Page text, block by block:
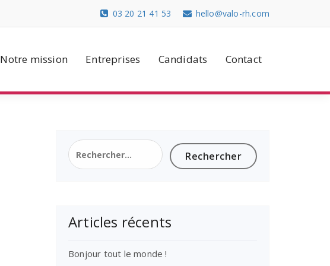
hello@valo-rh.com
03 20 21 41 53
Notre mission Entreprises Candidats Contact
Rechercher :
Articles récents
Bonjour tout le monde !